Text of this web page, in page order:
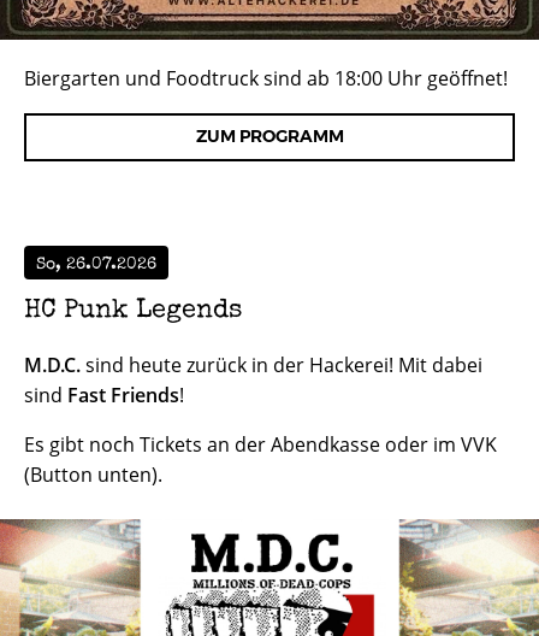
Biergarten und Foodtruck sind ab 18:00 Uhr geöffnet!
ZUM PROGRAMM
So, 26.07.2026
HC Punk Legends
M.D.C.sind heute zurück in der Hackerei! Mit dabei
sind Fast Friends!
Es gibt noch Tickets an der Abendkasse oder im VVK
(Button unten).